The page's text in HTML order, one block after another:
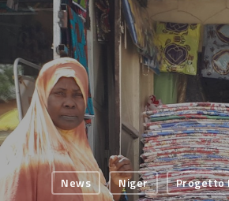
News Niger Progetto